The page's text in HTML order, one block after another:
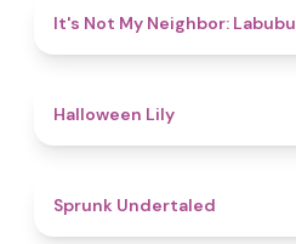
It's Not My Neighbor: Labubu
Halloween Lily
Sprunk Undertaled